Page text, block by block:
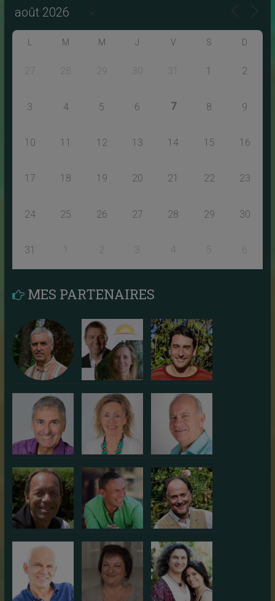
L M M J V S D
27 28 29 30 31 1 2
3 4 5 6 7 8 9
10 11 12 13 14 15 16
17 18 19 20 21 22 23
24 25 26 27 28 29 30
31 1 2 3 4 5 6
MES PARTENAIRES